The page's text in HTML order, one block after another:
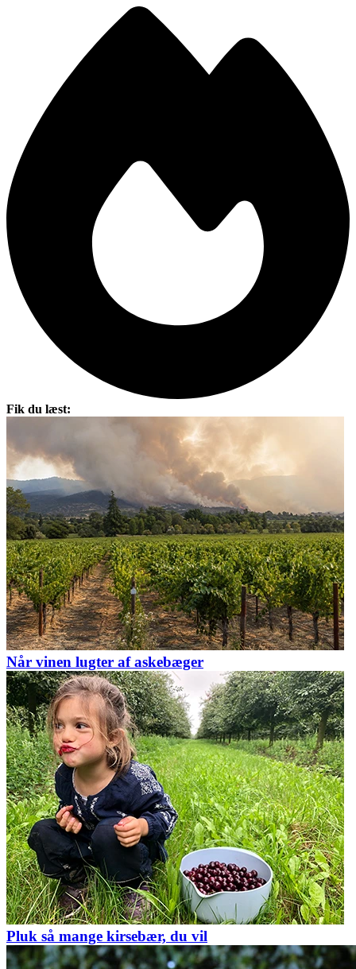
Fik du læst:
Når vinen lugter af askebæger
Pluk så mange kirsebær, du vil